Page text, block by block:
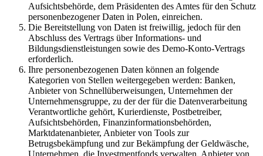
Aufsichtsbehörde, dem Präsidenten des Amtes für den Schutz
personenbezogener Daten in Polen, einreichen.
Die Bereitstellung von Daten ist freiwillig, jedoch für den
Abschluss des Vertrags über Informations- und
Bildungsdienstleistungen sowie des Demo-Konto-Vertrags
erforderlich.
Ihre personenbezogenen Daten können an folgende
Kategorien von Stellen weitergegeben werden: Banken,
Anbieter von Schnellüberweisungen, Unternehmen der
Unternehmensgruppe, zu der der für die Datenverarbeitung
Verantwortliche gehört, Kurierdienste, Postbetreiber,
Aufsichtsbehörden, Finanzinformationsbehörden,
Marktdatenanbieter, Anbieter von Tools zur
Betrugsbekämpfung und zur Bekämpfung der Geldwäsche,
Unternehmen, die Investmentfonds verwalten, Anbieter von